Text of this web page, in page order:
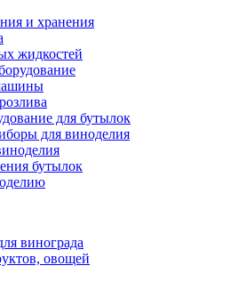
и хранения
жидкостей
для бутылок
для виноделия
бутылок
винограда
овощей